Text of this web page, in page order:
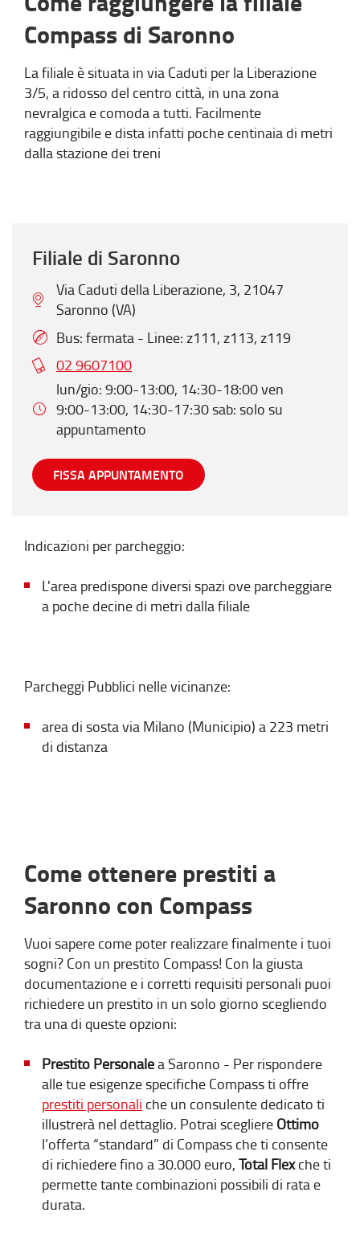
Compass di Saronno
La filiale è situata in via Caduti per la Liberazione
3/5, a ridosso del centro città, in una zona
nevralgica e comoda a tutti. Facilmente
raggiungibile e dista infatti poche centinaia di metri
dalla stazione dei treni
Filiale di Saronno
Via Caduti della Liberazione, 3, 21047
Saronno (VA)
Bus: fermata - Linee: z111, z113, z119
02 9607100
lun/gio: 9:00-13:00, 14:30-18:00 ven
9:00-13:00, 14:30-17:30 sab: solo su
appuntamento
FISSA APPUNTAMENTO
Indicazioni per parcheggio:
L'area predispone diversi spazi ove parcheggiare
a poche decine di metri dalla filiale
Parcheggi Pubblici nelle vicinanze:
area di sosta via Milano (Municipio) a 223 metri
di distanza
Come ottenere prestiti a
Saronno con Compass
Vuoi sapere come poter realizzare finalmente i tuoi
sogni? Con un prestito Compass! Con la giusta
documentazione e i corretti requisiti personali puoi
richiedere un prestito in un solo giorno scegliendo
tra una di queste opzioni:
Prestito Personalea Saronno - Per rispondere
alle tue esigenze specifiche Compass ti offre
prestiti personali che un consulente dedicato ti
illustrerà nel dettaglio. Potrai scegliere Ottimo
l’offerta “standard” di Compass che ti consente
di richiedere fino a 30.000 euro, Total Flexche ti
permette tante combinazioni possibili di rata e
durata.